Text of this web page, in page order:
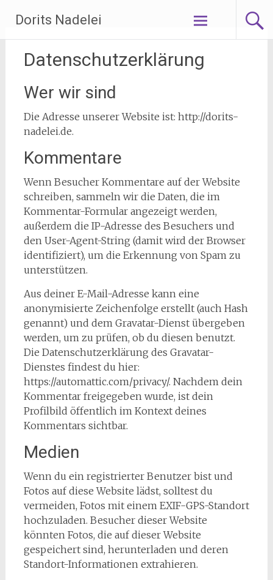
Inhalt
springen
Dorits Nadelei
Datenschutzerklärung
Wer wir sind
Die Adresse unserer Website ist: http://dorits-
nadelei.de.
Kommentare
Wenn Besucher Kommentare auf der Website
schreiben, sammeln wir die Daten, die im
Kommentar-Formular angezeigt werden,
außerdem die IP-Adresse des Besuchers und
den User-Agent-String (damit wird der Browser
identifiziert), um die Erkennung von Spam zu
unterstützen.
Aus deiner E-Mail-Adresse kann eine
anonymisierte Zeichenfolge erstellt (auch Hash
genannt) und dem Gravatar-Dienst übergeben
werden, um zu prüfen, ob du diesen benutzt.
Die Datenschutzerklärung des Gravatar-
Dienstes findest du hier:
https://automattic.com/privacy/. Nachdem dein
Kommentar freigegeben wurde, ist dein
Profilbild öffentlich im Kontext deines
Kommentars sichtbar.
Medien
Wenn du ein registrierter Benutzer bist und
Fotos auf diese Website lädst, solltest du
vermeiden, Fotos mit einem EXIF-GPS-Standort
hochzuladen. Besucher dieser Website
könnten Fotos, die auf dieser Website
gespeichert sind, herunterladen und deren
Standort-Informationen extrahieren.